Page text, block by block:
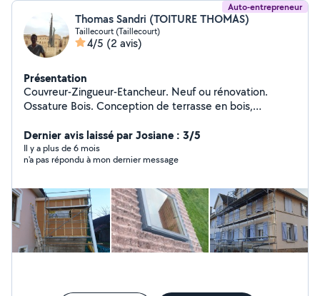
Auto-entrepreneur
Thomas Sandri (TOITURE THOMAS)
Taillecourt (Taillecourt)
4/5 (2 avis)
Présentation
Couvreur-Zingueur-Etancheur. Neuf ou rénovation.
Ossature Bois. Conception de terrasse en bois,
Remplacement de velux. Pose de lambris pvc ou bois
sous toiture. Zinguerie : Gouttière, rive, solin,
remplacement de manteau de cheminée. Bardage
Isolation de combles, murs Petite charpente (carport,
avancée...) Assurance décennale et RC pro à jour
Dernier avis laissé par Josiane : 3/5
Il y a plus de 6 mois
n'a pas répondu à mon dernier message